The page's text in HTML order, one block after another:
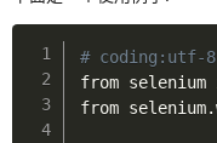
# coding:utf-8
from selenium
from